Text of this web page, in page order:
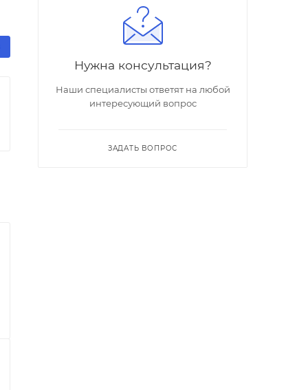
Нужна консультация?
Наши специалисты ответят на любой
интересующий вопрос
ЗАДАТЬ ВОПРОС